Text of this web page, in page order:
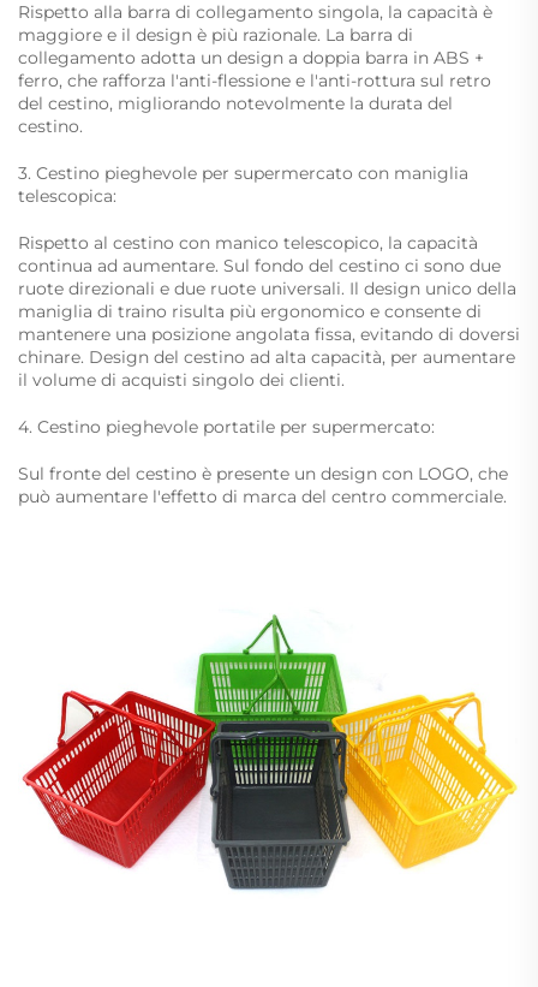
Rispetto alla barra di collegamento singola, la capacità è
maggiore e il design è più razionale. La barra di
collegamento adotta un design a doppia barra in ABS +
ferro, che rafforza l'anti-flessione e l'anti-rottura sul retro
del cestino, migliorando notevolmente la durata del
cestino.
3. Cestino pieghevole per supermercato con maniglia
telescopica:
Rispetto al cestino con manico telescopico, la capacità
continua ad aumentare. Sul fondo del cestino ci sono due
ruote direzionali e due ruote universali. Il design unico della
maniglia di traino risulta più ergonomico e consente di
mantenere una posizione angolata fissa, evitando di doversi
chinare. Design del cestino ad alta capacità, per aumentare
il volume di acquisti singolo dei clienti.
4. Cestino pieghevole portatile per supermercato:
Sul fronte del cestino è presente un design con LOGO, che
può aumentare l'effetto di marca del centro commerciale.